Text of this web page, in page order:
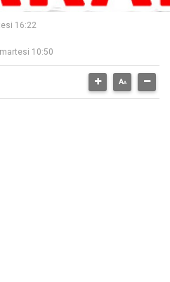
16:22
10:50